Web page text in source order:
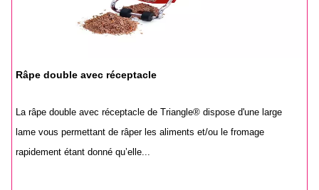
Râpe double avec réceptacle
La râpe double avec réceptacle de Triangle® dispose d'une large
lame vous permettant de râper les aliments et/ou le fromage
rapidement étant donné qu’elle...